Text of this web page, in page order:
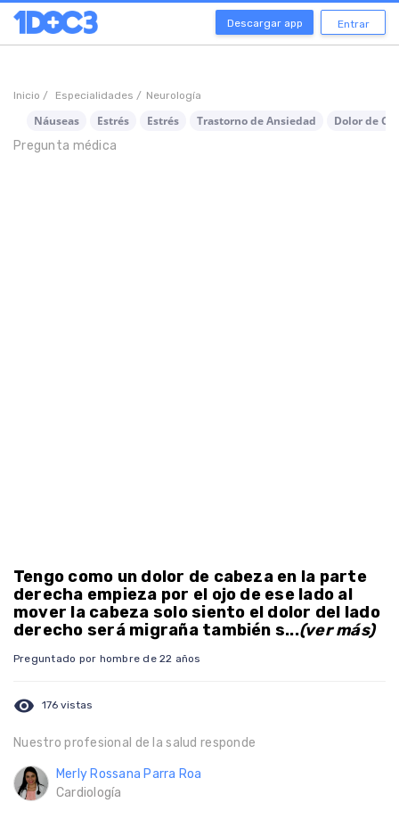
Descargar app Entrar
Inicio / Especialidades / Neurología
Náuseas Estrés Estrés Trastorno de Ansiedad
Dolor de
Pregunta médica
Tengo como un dolor de cabeza en la parte
derecha empieza por el ojo de ese lado al
mover la cabeza solo siento el dolor del lado
derecho será migraña también s...(ver más)
Preguntado por hombre de 22 años
visibility 176 vistas
Nuestro profesional de la salud responde
Merly Rossana Parra Roa
Cardiología